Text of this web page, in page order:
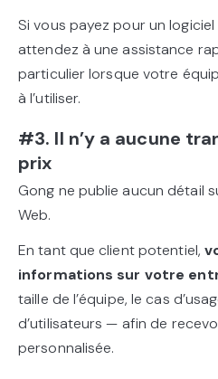
Si vous payez pour un
attendez à une assistance
particulier lorsque votre
à l’utiliser.
#3. Il n’y a aucune
prix
Gong ne publie aucun détail
Web.
En tant que client potentiel,
informations sur votre
taille de l’équipe, le cas
d’utilisateurs — afin de
personnalisée.